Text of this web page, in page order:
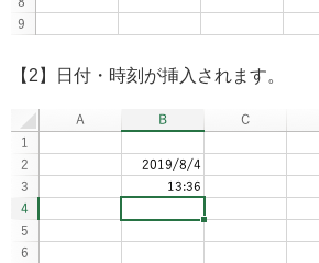
【2】日付・時刻が挿入されます。